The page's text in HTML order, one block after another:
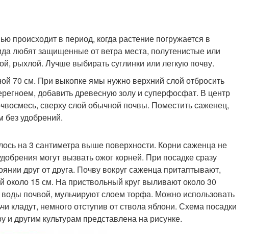
происходит в период, когда растение погружается в
любят защищенные от ветра места, полутенистые или
рыхлой. Лучше выбирать суглинки или легкую почву.
70 см. При выкопке ямы нужно верхний слой отбросить
добавить древесную золу и суперфосфат. В центр
сверху слой обычной почвы. Поместить саженец,
без удобрений.
на 3 сантиметра выше поверхности. Корни саженца не
могут вызвать ожог корней. При посадке сразу
друг от друга. Почву вокруг саженца притаптывают,
около 15 см. На приствольный круг выливают около 30
почвой, мульчируют слоем торфа. Можно использовать
немного отступив от ствола яблони. Схема посадки
другим культурам представлена на рисунке.